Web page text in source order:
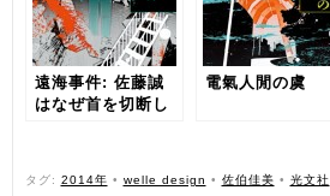
遠海事件: 佐藤誠
はなぜ首を切断し
電氣人閒の虞
タグ: 2014年 • welle design • 佐伯佳美 • 光文社